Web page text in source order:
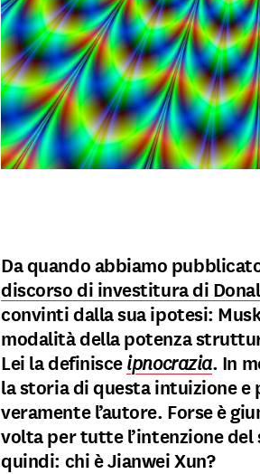
Da quando abbiamo
discorso di investitura di
convinti dalla sua ipotesi:
modalità della potenza
Lei la definisceipnocrazia. In
la storia di questa intuizione e
veramente l’autore. Forse è
volta per tutte l’intenzione
quindi: chi è Jianwei Xun?